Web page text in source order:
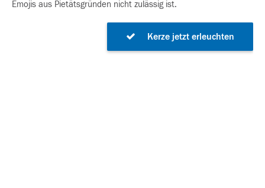
Emojis aus Pietätsgründen nicht zulässig ist.
Kerze jetzt erleuchten